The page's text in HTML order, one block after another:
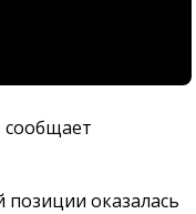
сообщает
оказалась